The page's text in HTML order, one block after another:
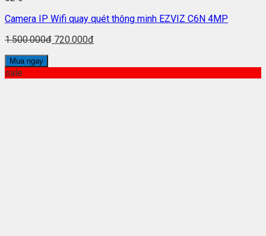
Camera IP Wifi quay quét thông minh EZVIZ C6N 4MP
1.500.000đ 720.000đ
Mua ngay
sale